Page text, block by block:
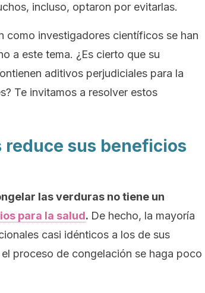
incluso, optaron por evitarlas.
como investigadores científicos se han
a este tema. ¿Es cierto que su
aditivos perjudiciales para la
Te invitamos a resolver estos
sus beneficios
las verduras no tiene un
para la salud. De hecho, la mayoría
casi idénticos a los de sus
proceso de congelación se haga poco